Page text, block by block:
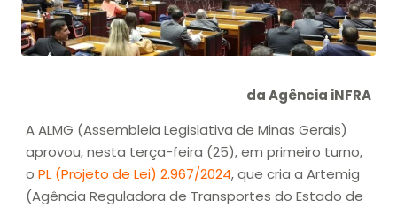
da Agência iNFRA
A ALMG (Assembleia Legislativa de Minas Gerais)
aprovou, nesta terça-feira (25), em primeiro turno,
o PL (Projeto de Lei) 2.967/2024, que cria a Artemig
(Agência Reguladora de Transportes do Estado de